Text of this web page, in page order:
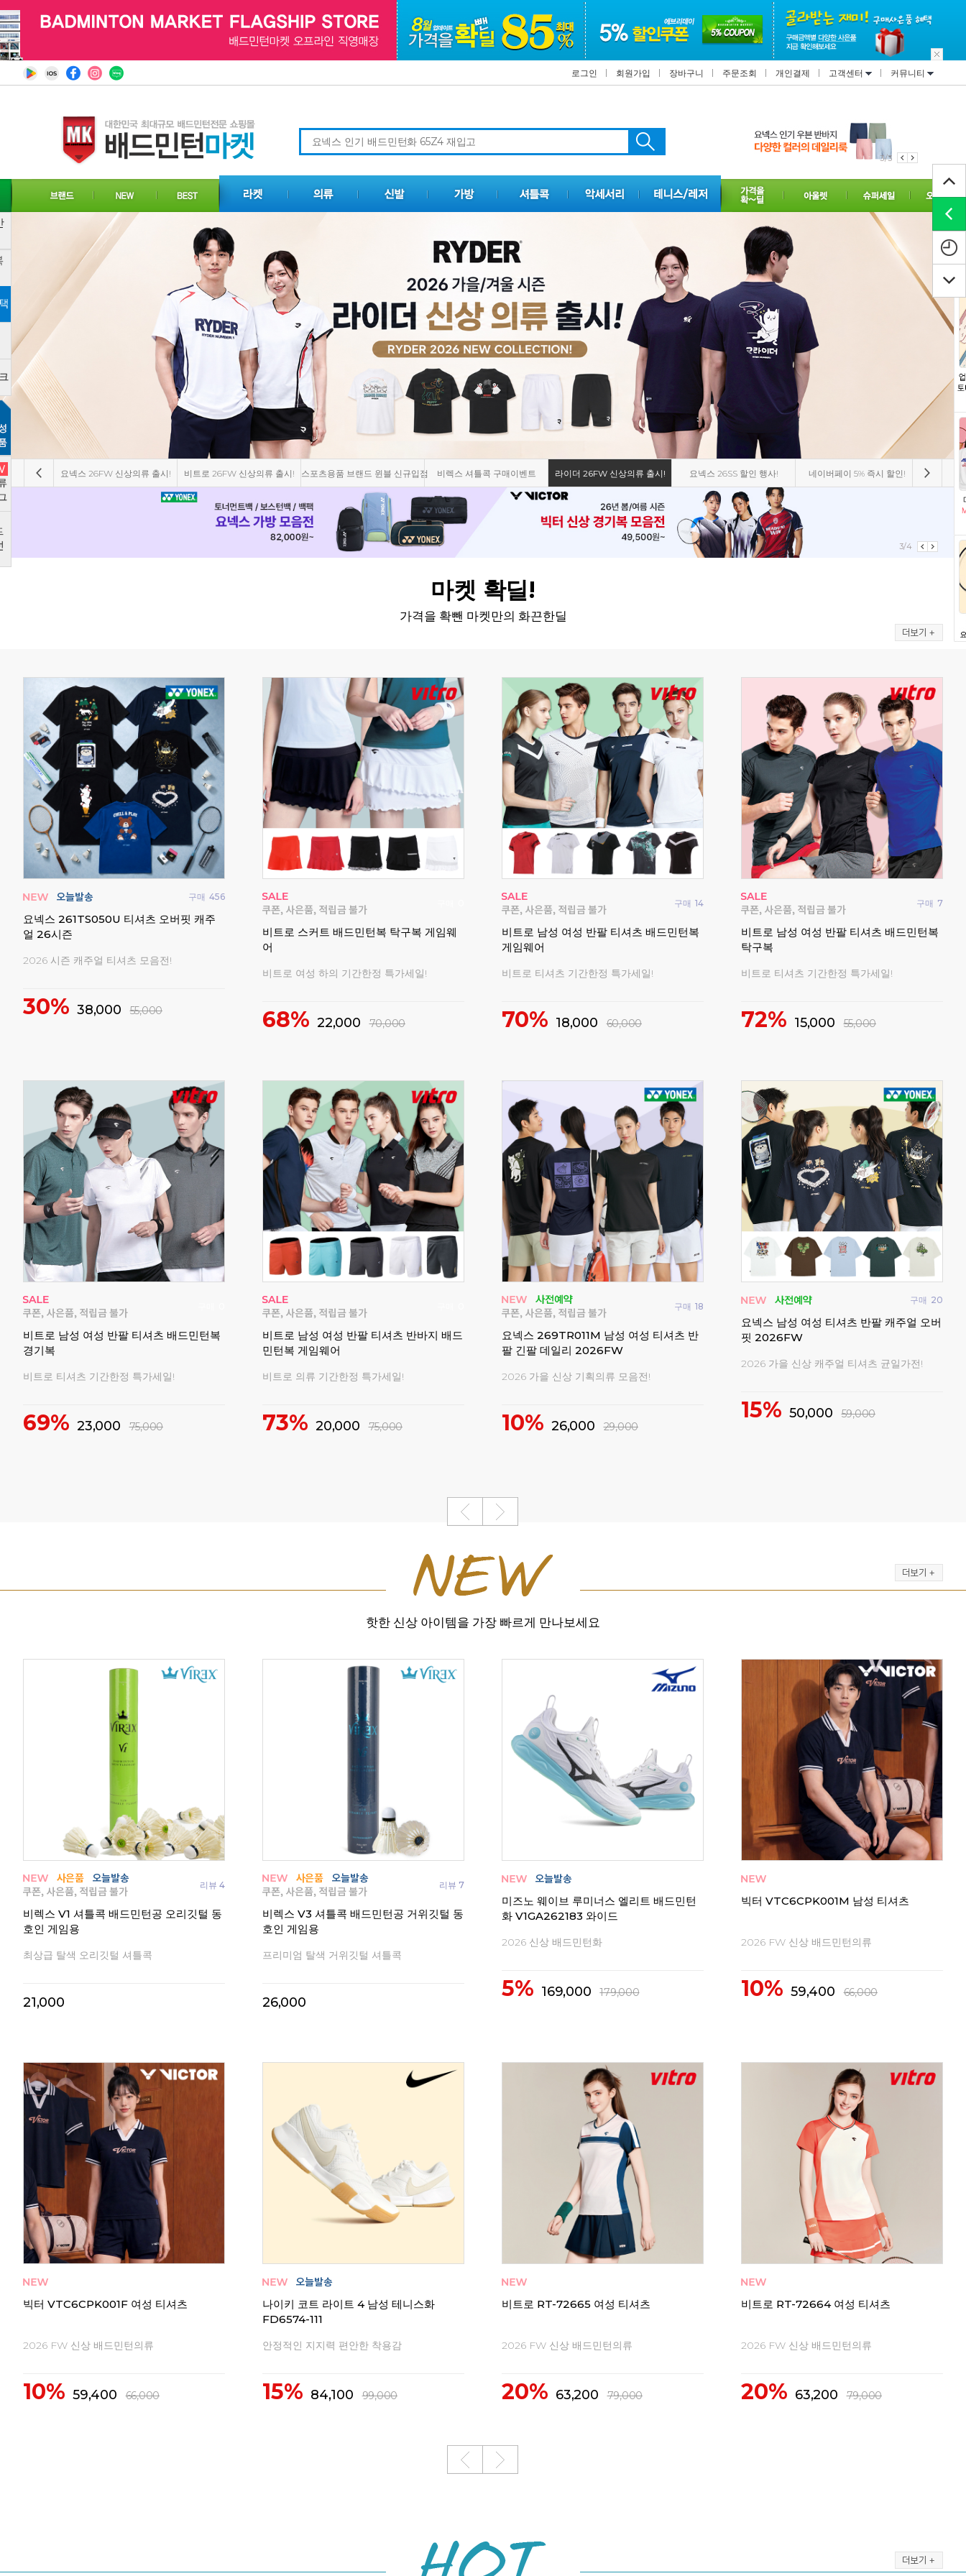
로그인 회원가입 장바구니 주문조회 개인결제 고객센터 커뮤니티
1/3
요넥스 26FW 신상의류 출시! 비트로 26FW 신상의류 출시! 스포츠용품 브랜드 윈블 신규입점 비렉스 셔틀콕 구매이벤트 라이더 26FW 신상의류 출시! 요넥스 26SS 할인 행사! 네이버페이 5% 즉시 할인!
3/4
마켓 확딜!
가격을 확뺀 마켓만의 화끈한딜
구매 456
요넥스 261TS050U 티셔츠 오버핏 캐주
얼 26시즌
2026 시즌 캐주얼 티셔츠 모음전!
30% 38,000 55,000
비트로 스커트 배드민턴복 탁구복 게임웨
어
비트로 여성 하의 기간한정 특가세일!
68% 22,000 70,000
구매 14
비트로 남성 여성 반팔 티셔츠 배드민턴복
게임웨어
비트로 티셔츠 기간한정 특가세일!
70% 18,000 60,000
구매 7
비트로 남성 여성 반팔 티셔츠 배드민턴복
탁구복
비트로 티셔츠 기간한정 특가세일!
72% 15,000 55,000
비트로 남성 여성 반팔 티셔츠 배드민턴복
경기복
비트로 티셔츠 기간한정 특가세일!
69% 23,000 75,000
비트로 남성 여성 반팔 티셔츠 반바지 배드
민턴복 게임웨어
비트로 의류 기간한정 특가세일!
73% 20,000 75,000
구매 18
요넥스 269TR011M 남성 여성 티셔츠 반
팔 긴팔 데일리 2026FW
2026 가을 신상 기획의류 모음전!
10% 26,000 29,000
구매 20
요넥스 남성 여성 티셔츠 반팔 캐주얼 오버
핏 2026FW
2026 가을 신상 캐주얼 티셔츠 균일가전!
15% 50,000 59,000
핫한 신상 아이템을 가장 빠르게 만나보세요
리뷰 4
비렉스 V1 셔틀콕 배드민턴공 오리깃털 동
호인 게임용
최상급 탈색 오리깃털 셔틀콕
21,000
리뷰 7
비렉스 V3 셔틀콕 배드민턴공 거위깃털 동
호인 게임용
프리미엄 탈색 거위깃털 셔틀콕
26,000
미즈노 웨이브 루미너스 엘리트 배드민턴
화 V1GA262183 와이드
2026 신상 배드민턴화
5% 169,000 179,000
빅터 VTC6CPK001M 남성 티셔츠
2026 FW 신상 배드민턴의류
10% 59,400 66,000
빅터 VTC6CPK001F 여성 티셔츠
2026 FW 신상 배드민턴의류
10% 59,400 66,000
나이키 코트 라이트 4 남성 테니스화
FD6574-111
안정적인 지지력 편안한 착용감
15% 84,100 99,000
비트로 RT-72665 여성 티셔츠
2026 FW 신상 배드민턴의류
20% 63,200 79,000
비트로 RT-72664 여성 티셔츠
2026 FW 신상 배드민턴의류
20% 63,200 79,000